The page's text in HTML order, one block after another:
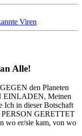
Viren
Alle!
den Planeten
EINLADEN, Meinen
Ich in dieser Botschaft
PERSON GERETTET
wo er/sie kam, von wo